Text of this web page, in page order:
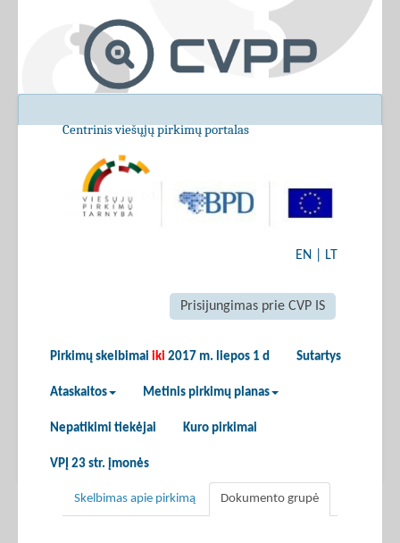
Centrinis viešųjų pirkimų portalas
EN LT
Prisijungimas prie CVP IS
Pirkimų skelbimai iki 2017 m. liepos 1 d Sutartys
Ataskaitos Metinis pirkimų planas
Nepatikimi tiekėjai Kuro pirkimai
VPĮ 23 str. įmonės
Skelbimas apie pirkimą Dokumento grupė